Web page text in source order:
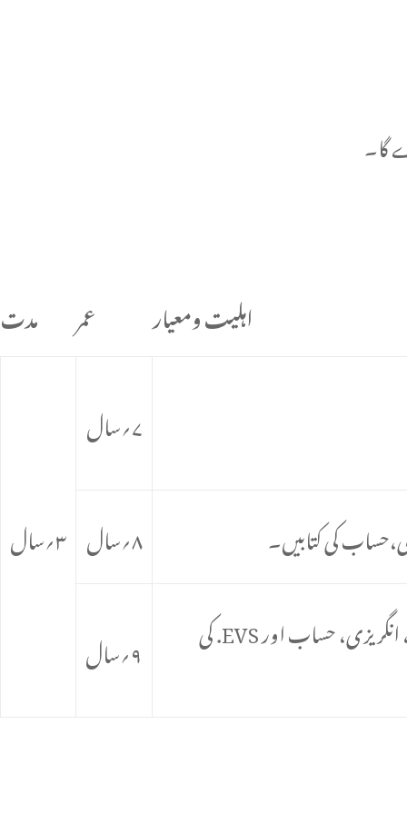
گا۔
اہلیت ومعیار عمر مدت
۷؍سال
۳؍سال
۸؍سال
۲۰؍پارےحفظ حفظ مع صحت تلفظ کےعلاوہ JCERTدوسری جماعت کی اردو، ہندی، انگریزی، حساب اور EVS. کی
۹؍سال